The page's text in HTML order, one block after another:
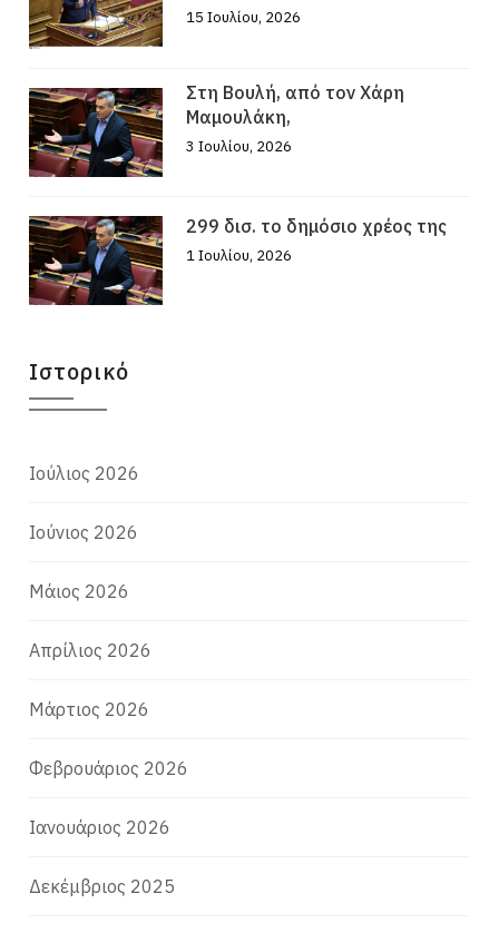
15 Ιουλίου, 2026
Στη Βουλή, από τον Χάρη
Μαμουλάκη,
3 Ιουλίου, 2026
299 δισ. το δημόσιο χρέος της
1 Ιουλίου, 2026
Ιστορικό
Ιούλιος 2026
Ιούνιος 2026
Μάιος 2026
Απρίλιος 2026
Μάρτιος 2026
Φεβρουάριος 2026
Ιανουάριος 2026
Δεκέμβριος 2025